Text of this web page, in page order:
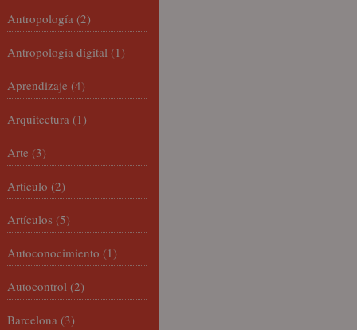
Antropología (2)
Antropología digital (1)
Aprendizaje (4)
Arquitectura (1)
Arte (3)
Artículo (2)
Artículos (5)
Autoconocimiento (1)
Autocontrol (2)
Barcelona (3)